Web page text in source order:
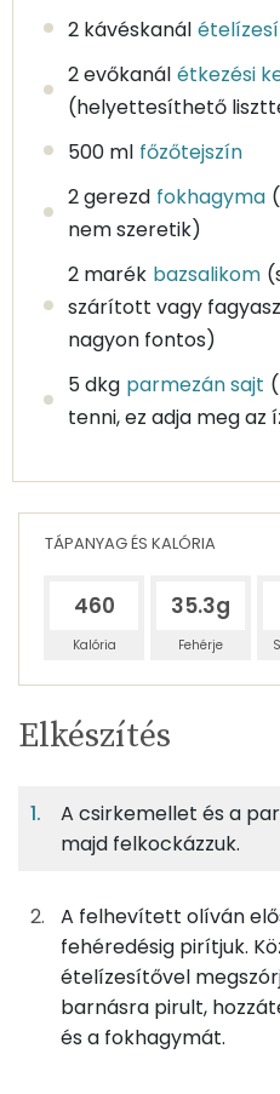
2 kávéskanál
2 evőkanál étkezési
(helyettesíthető
500 ml főzőtejszín
2 gerezd fokhagyma
nem szeretik)
2 marék bazsalikom
szárított vagy
nagyon fontos)
5 dkg parmezán sajt
tenni, ez adja meg az
TÁPANYAG ÉS KALÓRIA
460
Kalória
35.3g
Fehérje
Egy
adagban
8%
Fehérje
113gcsirkemellfilé
150gparadicsom
6golívaolaj
TÁPANYAGTARTALOM
Egy
adagban
4
8%
Fehérje
5%
Szénhidrát
TOP ásványi anyagok
Nátrium
Elkészítés
A csirkemellet és a
majd felkockázzuk.
A felhevített olíván
fehéredésig pirítjuk.
ételízesítővel
barnásra pirult,
és a fokhagymát.